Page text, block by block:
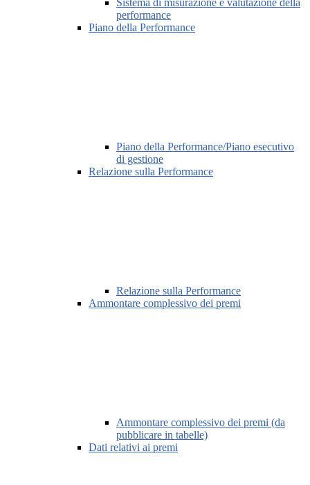
Sistema di misurazione e valutazione della
performance
Piano della Performance
Piano della Performance/Piano esecutivo
di gestione
Relazione sulla Performance
Relazione sulla Performance
Ammontare complessivo dei premi
Ammontare complessivo dei premi (da
pubblicare in tabelle)
Dati relativi ai premi